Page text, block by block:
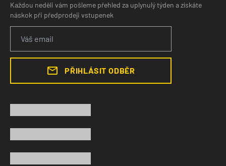
Každou neděli vám pošleme přehled za uplynulý týden a získáte
náskok při předprodeji vstupenek
PŘIHLÁSIT ODBĚR